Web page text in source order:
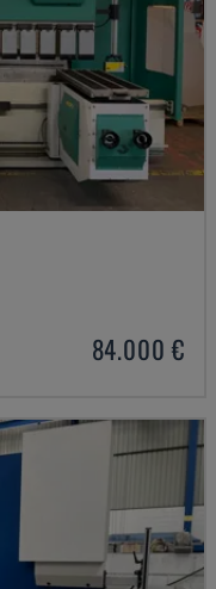
84.000 €